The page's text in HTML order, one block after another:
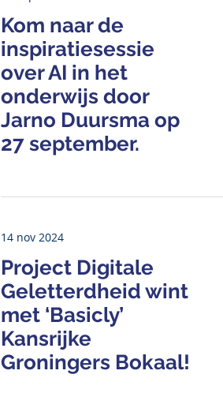
Kom naar de
inspiratiesessie
over AI in het
onderwijs door
Jarno Duursma op
27 september.
14 nov 2024
Project Digitale
Geletterdheid wint
met ‘Basicly’
Kansrijke
Groningers Bokaal!